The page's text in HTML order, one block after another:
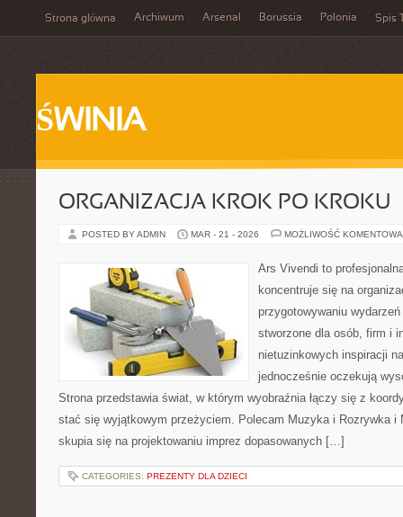
Strona główna Archiwum Arsenal Borussia Polonia Spis
ŚWINIA
ORGANIZACJA KROK PO KROKU
POSTED BY ADMIN MAR - 21 - 2026 MOŻLIWOŚĆ
Ars Vivendi to
koncentruje się na
przygotowywaniu
stworzone dla osób, firm i
nietuzinkowych inspiracji
jednocześnie oczekują
Strona przedstawia świat, w którym wyobraźnia łączy się z
stać się wyjątkowym przeżyciem. Polecam Muzyka i Rozrywka i
skupia się na projektowaniu imprez dopasowanych […]
CATEGORIES: PREZENTY DLA DZIECI